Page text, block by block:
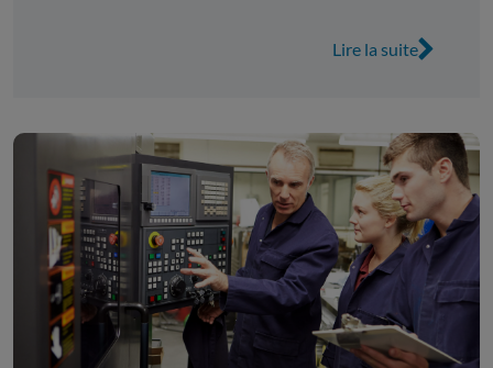
Lire la suite